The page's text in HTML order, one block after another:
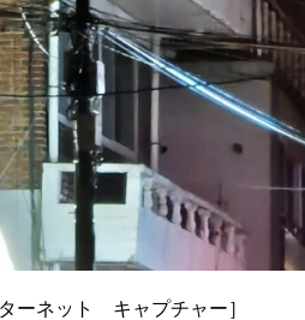
ーネット キャプチャー］